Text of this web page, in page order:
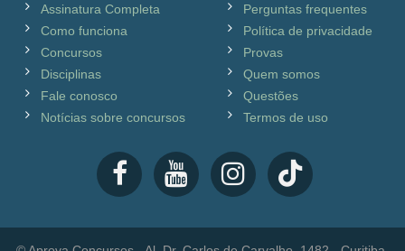
Assinatura Completa
Como funciona
Concursos
Disciplinas
Fale conosco
Notícias sobre concursos
Perguntas frequentes
Política de privacidade
Provas
Quem somos
Questões
Termos de uso